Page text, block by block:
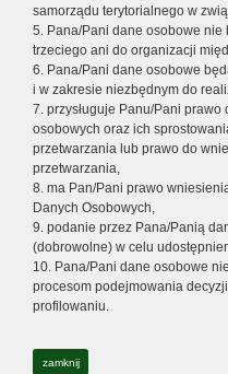
samorządu terytorialnego w
5. Pana/Pani dane osobowe
trzeciego ani do organizacji
6. Pana/Pani dane osobowe
i w zakresie niezbędnym do
7. przysługuje Panu/Pani
osobowych oraz ich
przetwarzania lub prawo do
przetwarzania,
8. ma Pan/Pani prawo
Danych Osobowych,
9. podanie przez Pana/Panią
(dobrowolne) w celu
10. Pana/Pani dane osobowe
procesom podejmowania
profilowaniu.
zamknij